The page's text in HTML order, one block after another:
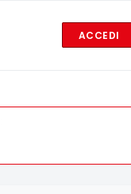
ACCEDI